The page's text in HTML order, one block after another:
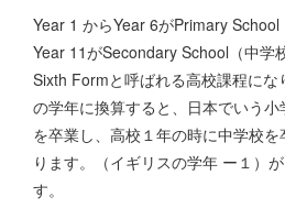
Year 1 からYear 6がPrimary
Year 11がSecondary School（中学
Sixth Formと呼ばれる高校課程にな
の学年に換算すると、日本でいう
を卒業し、高校１年の時に中学校
ります。（イギリスの学年 ー１）
す。